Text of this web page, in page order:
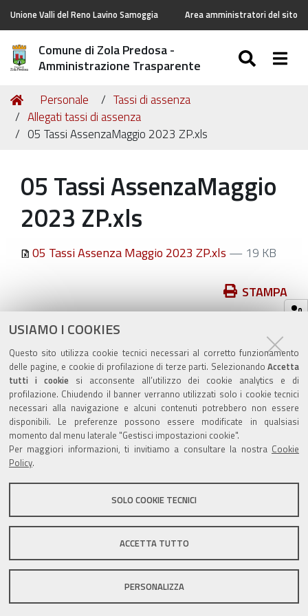
USIAMO I COOKIES
Questo sito utilizza cookie tecnici necessari al corretto funzionamento
delle pagine, e cookie di profilazione di terze parti. Selezionando Accetta
tutti i cookiesi acconsente all’utilizzo dei cookie analytics e di
profilazione. Chiudendo il banner verranno utilizzati solo i cookie tecnici
necessari alla navigazione e alcuni contenuti potrebbero non essere
disponibili. Le preferenze possono essere modificate in qualsiasi
momento dal menu laterale "Gestisci impostazioni cookie".
Per maggiori informazioni, ti invitiamo a consultare la nostra Cookie
Policy.
SOLO COOKIE TECNICI
ACCETTA TUTTO
PERSONALIZZA
Unione Valli del Reno Lavino Samoggia Area amministratori del sito
Comune di Zola Predosa -
Amministrazione Trasparente
Tu
sei
qui:
Home
Personale
Tassi di assenza
Allegati tassi di assenza
05 Tassi AssenzaMaggio 2023 ZP.xls
05 Tassi AssenzaMaggio
2023 ZP.xls
05 Tassi Assenza Maggio 2023 ZP.xls — 19 KB
sul
documento
STAMPA
ultima modifica
Valuta questo sito
Sito istituzionale Comune di Zola Predosa
Privacy policy|DPO|Accessibilità